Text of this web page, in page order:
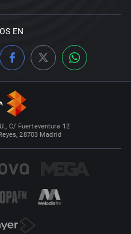
EN
C/ Fuerteventura 12
28703 Madrid